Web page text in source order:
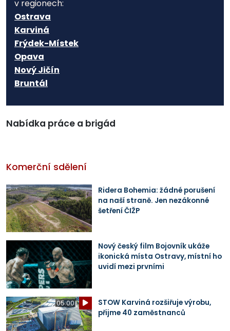
v regionech:
Ostrava
Karviná
Frýdek-Místek
Opava
Nový Jičín
Bruntál
Nabídka práce a brigád
Komerční sdělení
Ridera Bohemia: žádné porušení
na naší straně. Jen nezákonné
šetření ČIŽP
Nový český film Bojovník ukáže
ikonická místa Ostravy, místní ho
uvidí mezi prvními
05:00
STOW Karviná rozšiřuje výrobu,
přijme 40 zaměstnanců